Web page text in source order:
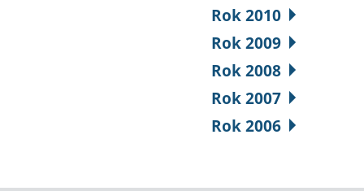
Rok 2010
Rok 2009
Rok 2008
Rok 2007
Rok 2006